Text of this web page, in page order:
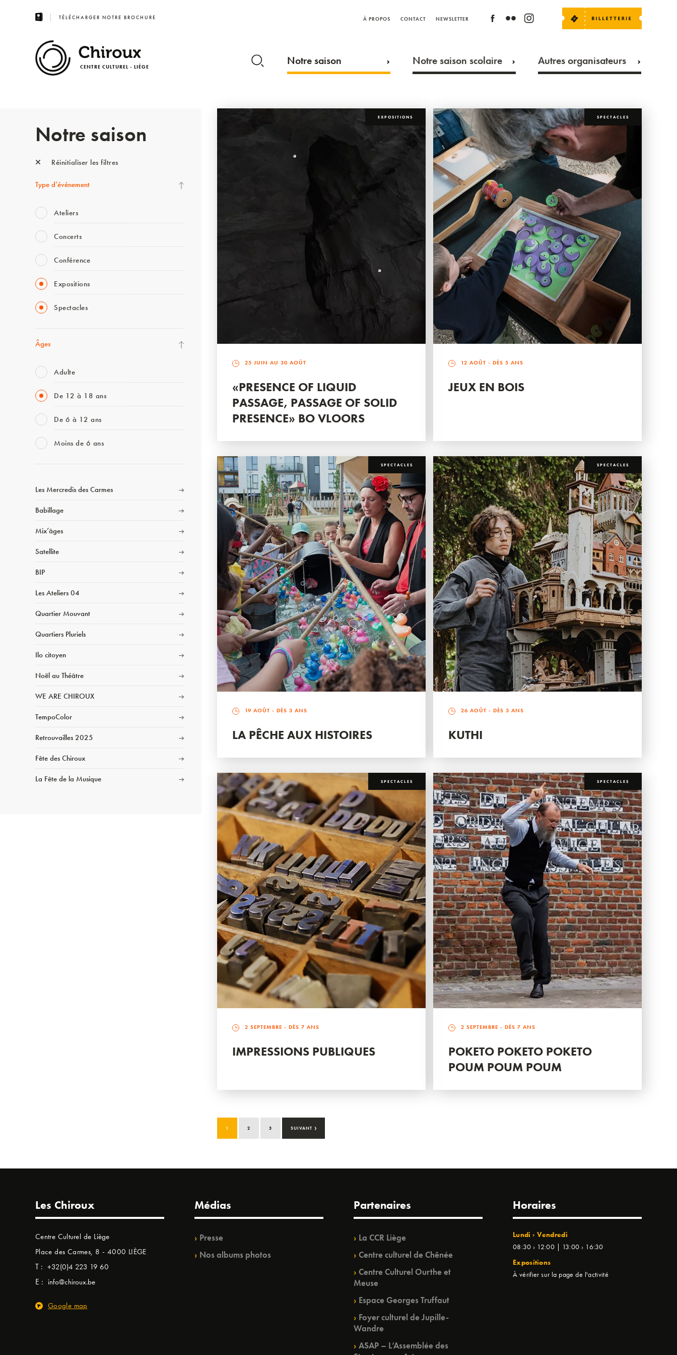
TÉLÉCHARGER NOTRE BROCHURE À PROPOS CONTACT NEWSLETTER
CENTRE CULTUREL - LIÈGE Notre saison Notre saison scolaire Autres organisateurs
Notre saison
Réinitialiser les filtres
Type d’événement
Ateliers
Concerts
Conférence
Expositions
Spectacles
Âges
Adulte
De 12 à 18 ans
De 6 à 12 ans
Moins de 6 ans
Les Mercredis des Carmes
Babillage
Mix’âges
Satellite
BIP
Les Ateliers 04
Quartier Mouvant
Quartiers Pluriels
Ilo citoyen
Noël au Théâtre
WE ARE CHIROUX
TempoColor
Retrouvailles 2025
Fête des Chiroux
La Fête de la Musique
EXPOSITIONS
25 JUIN AU 30 AOÛT
«PRESENCE OF LIQUID
PASSAGE, PASSAGE OF SOLID
PRESENCE» BO VLOORS
SPECTACLES
12 AOÛT - DÈS 5 ANS
JEUX EN BOIS
SPECTACLES
19 AOÛT - DÈS 3 ANS
LA PÊCHE AUX HISTOIRES
SPECTACLES
26 AOÛT - DÈS 3 ANS
KUTHI
SPECTACLES
2 SEPTEMBRE - DÈS 7 ANS
IMPRESSIONS PUBLIQUES
SPECTACLES
2 SEPTEMBRE - DÈS 7 ANS
POKETO POKETO POKETO
POUM POUM POUM
1 2 3 SUIVANT ›
Les Chiroux
Centre Culturel de Liège
Place des Carmes, 8 - 4000 LIÈGE
T : +32(0)4 223 19 60
E : info@chiroux.be
Google map
Médias
Presse
Nos albums photos
Partenaires
La CCR Liège
Centre culturel de Chênée
Centre Culturel Ourthe et
Meuse
Espace Georges Truffaut
Foyer culturel de Jupille-
Wandre
ASAP – L’Assemblée des
Horaires
Lundi › Vendredi
08:30 › 12:00 | 13:00 › 16:30
Expositions
À vérifier sur la page de l'activité